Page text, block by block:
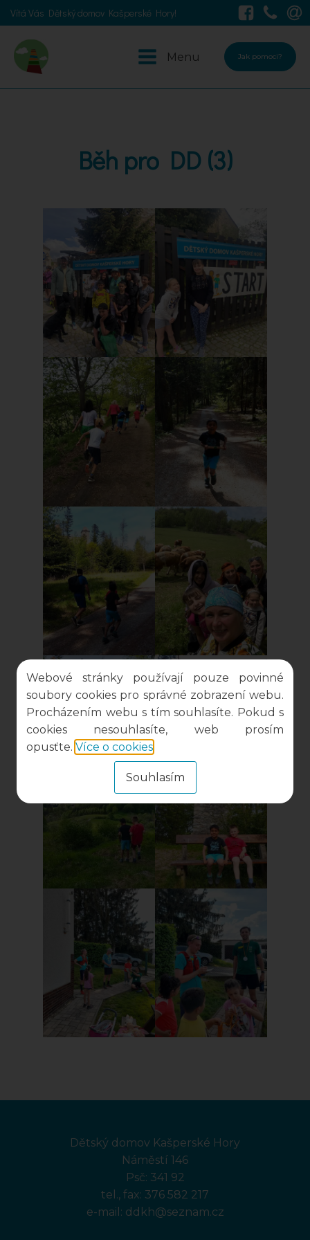
Vítá Vás Dětský domov Kašperské Hory!
Menu Jak pomoci?
Běh pro DD (3)
Dětský domov Kašperské Hory
Náměstí 146
Psč: 341 92
tel., fax: 376 582 217
e-mail: ddkh@seznam.cz
Webové stránky používají pouze povinné
soubory cookies pro správné zobrazení webu.
Procházením webu s tím souhlasíte. Pokud s
cookies nesouhlasíte, web prosím
opusťte. Více o cookies
Souhlasím